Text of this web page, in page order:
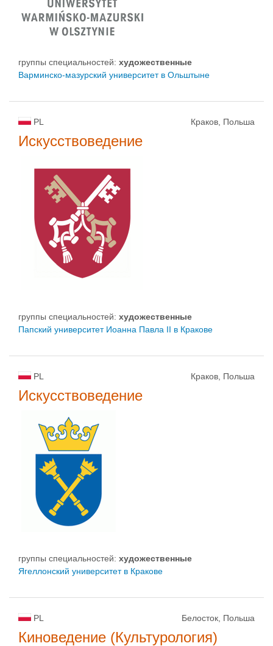
группы специальностей: художественные
Варминско-мазурский yниверситет в Ольштыне
PL Краков, Польша
Искусствоведение
группы специальностей: художественные
Папский университет Иоанна Павла II в Кракове
PL Краков, Польша
Искусствоведение
группы специальностей: художественные
Ягеллонский университет в Кракове
PL Белосток, Польша
Киноведение (Культурология)